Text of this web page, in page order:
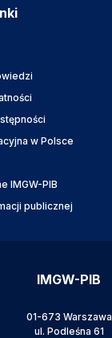
w Polsce
IMGW-PIB
publicznej
IMGW-PIB
01-673 Warszawa
ul. Podleśna 61